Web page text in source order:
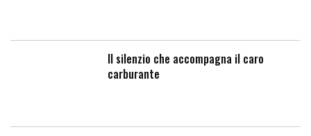
Il silenzio che accompagna il caro
carburante